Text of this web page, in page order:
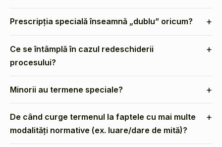
Prescripția specială înseamnă „dublu” oricum?
Ce se întâmplă în cazul redeschiderii
procesului?
Minorii au termene speciale?
De când curge termenul la faptele cu mai multe
modalități normative (ex. luare/dare de mită)?